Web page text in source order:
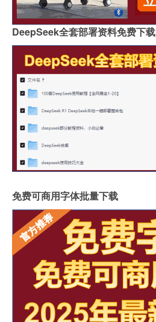
DeepSeek全套部署资料免费下载
免费可商用字体批量下载